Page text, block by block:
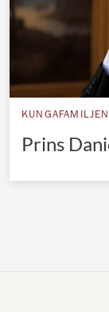
KUNGAFAMILJEN
Prins